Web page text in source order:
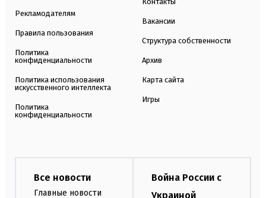
Рекламодателям
Правила пользования
Политика
конфиденциальности
Политика использования
искусственного интеллекта
Политика
конфиденциальности
Вакансии
Структура собственности
Архив
Карта сайта
Игры
Все новости
Главные новости
Война России с
Украиной